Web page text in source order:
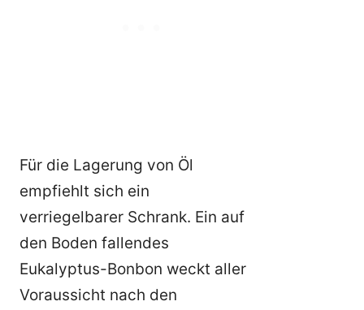
Für die Lagerung von Öl
empfiehlt sich ein
verriegelbarer Schrank. Ein auf
den Boden fallendes
Eukalyptus-Bonbon weckt aller
Voraussicht nach den